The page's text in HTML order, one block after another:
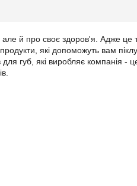
й про своє здоров'я. Адже це
які допоможуть вам
губ, які виробляє компанія -